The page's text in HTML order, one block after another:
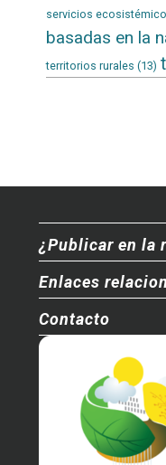
servicios
basadas en la
territorios rurales (13)
¿Publicar en la
Enlaces
Contacto